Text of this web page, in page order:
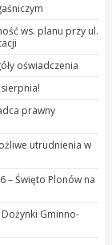
ws. planu przy ul.
oświadczenia
prawny
utrudnienia w
– Święto Plonów na
Gminno-